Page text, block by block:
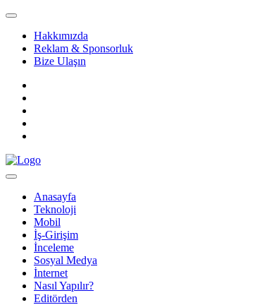
Hakkımızda
Reklam & Sponsorluk
Bize Ulaşın
Anasayfa
Teknoloji
Mobil
İş-Girişim
İnceleme
Sosyal Medya
İnternet
Nasıl Yapılır?
Editörden